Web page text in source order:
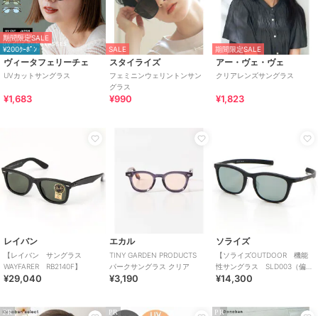
期間限定SALE
¥200ｸｰﾎﾟﾝ
ヴィータフェリーチェ
UVカットサングラス
¥1,683
SALE
スタイライズ
フェミニンウェリントンサン
グラス
¥990
期間限定SALE
アー・ヴェ・ヴェ
クリアレンズサングラス
¥1,823
レイバン
【レイバン サングラス
WAYFARER RB2140F】
¥29,040
エカル
TINY GARDEN PRODUCTS
パークサングラス クリア
¥3,190
ソライズ
【ソライズOUTDOOR 機能
性サングラス SLD003（偏光
レンズ）】
¥14,300
PR PR PR